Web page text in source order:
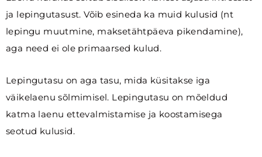
ja lepingutasust. Võib esineda ka muid kulusid (nt
lepingu muutmine, maksetähtpäeva pikendamine),
aga need ei ole primaarsed kulud.
Lepingutasu on aga tasu, mida küsitakse iga
väikelaenu sõlmimisel. Lepingutasu on mõeldud
katma laenu ettevalmistamise ja koostamisega
seotud kulusid.